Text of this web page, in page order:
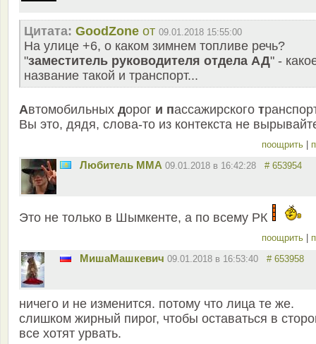
Цитата: GoodZone от 09.01.2018 15:55:00
На улице +6, о каком зимнем топливе речь?
"заместитель руководителя отдела АД" -
название такой и транспорт...
Автомобильных дорог и пассажирского т
Вы это, дядя, слова-то из контекста не
поощрить
Любитель ММА 09.01.2018 в 16:42:28 # 653954
Это не только в Шымкенте, а по всему РК
поощрить
MишаМашкевич 09.01.2018 в 16:53:40 # 653958
ничего и не изменится. потому что лица те же.
слишком жирный пирог, чтобы оставаться в
все хотят урвать.